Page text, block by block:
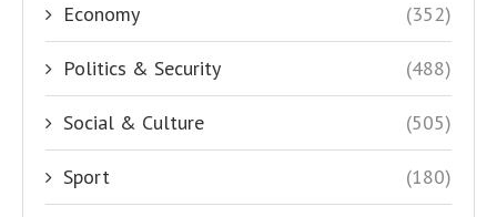
Economy (352)
Politics & Security (488)
Social & Culture (505)
Sport (180)